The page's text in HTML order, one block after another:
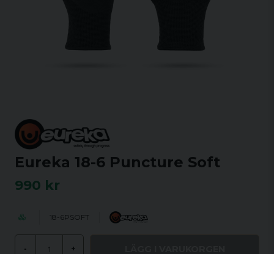
Eureka 18-6 Puncture Soft
990 kr
18-6PSOFT
- +